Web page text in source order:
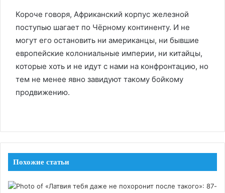
Короче говоря, Африканский корпус железной
поступью шагает по Чёрному континенту. И не
могут его остановить ни американцы, ни бывшие
европейские колониальные империи, ни китайцы,
которые хоть и не идут с нами на конфронтацию, но
тем не менее явно завидуют такому бойкому
продвижению.
Похожие статьи